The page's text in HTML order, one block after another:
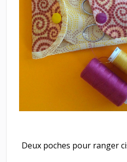
Deux poches pour ranger